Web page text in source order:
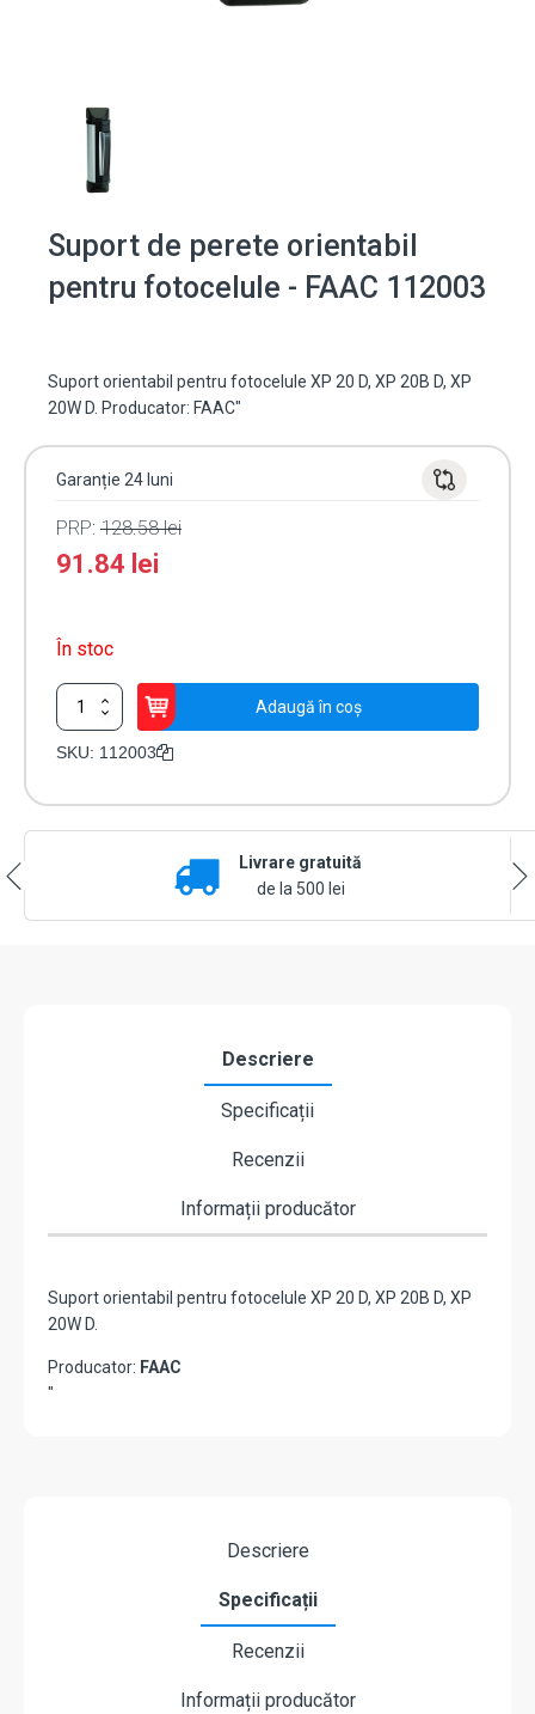
Suport de perete orientabil
pentru fotocelule - FAAC 112003
Suport orientabil pentru fotocelule XP 20 D, XP 20B D, XP
20W D. Producator: FAAC"
Garanție 24 luni
PRP: 128.58lei
91.84 lei
În stoc
Cantitate
Suport
de
Adaugă în coș
SKU: 112003
Livrare gratuită
de la 500 lei
Descriere
Specificații
Recenzii
Informații producător
Suport orientabil pentru fotocelule XP 20 D, XP 20B D, XP
20W D.
Producator: FAAC
"
Descriere
Specificații
Recenzii
Informații producător